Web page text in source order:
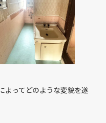
よってどのような変貌を遂